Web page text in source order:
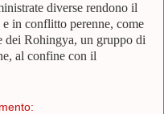
diverse rendono il
in conflitto perenne, come
dei Rohingya, un gruppo di
al confine con il